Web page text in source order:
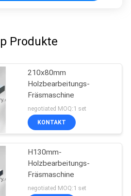
Produkte
210x80mm
Holzbearbeitungs-
Fräsmaschine
negotiated MOQ:1 set
KONTAKT
H130mm-
Holzbearbeitungs-
Fräsmaschine
negotiated MOQ:1 set